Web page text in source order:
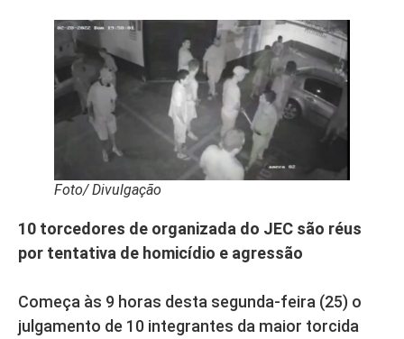
Foto/ Divulgação
10 torcedores de organizada do JEC são réus
por tentativa de homicídio e agressão
Começa às 9 horas desta segunda-feira (25) o
julgamento de 10 integrantes da maior torcida